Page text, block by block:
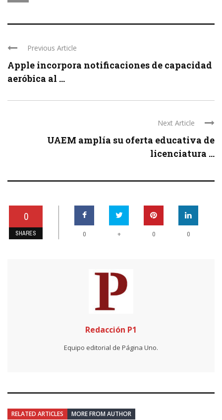
Previous Article
Apple incorpora notificaciones de capacidad
aeróbica al ...
Next Article
UAEM amplía su oferta educativa de
licenciatura ...
0
SHARES 0 + 0 0
Redacción P1
Equipo editorial de Página Uno.
RELATED ARTICLES MORE FROM AUTHOR